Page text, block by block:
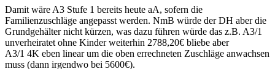
Damit wäre A3 Stufe 1 bereits heute aA, sofern die
Familienzuschläge angepasst werden. NmB würde der DH aber die
Grundgehälter nicht kürzen, was dazu führen würde das z.B. A3/1
unverheiratet ohne Kinder weiterhin 2788,20€ bliebe aber
A3/1 4K eben linear um die oben errechneten Zuschläge anwachsen
muss (dann irgendwo bei 5600€).